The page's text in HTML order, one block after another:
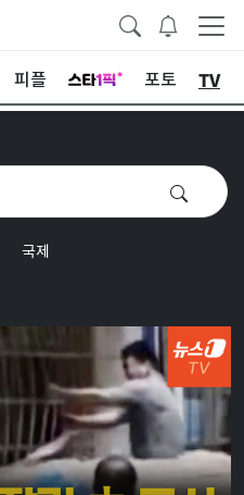
피플 포토 TV
국제